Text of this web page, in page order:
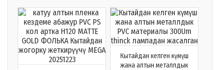
Кытайдан келген күмүш
жана алтын металлдык